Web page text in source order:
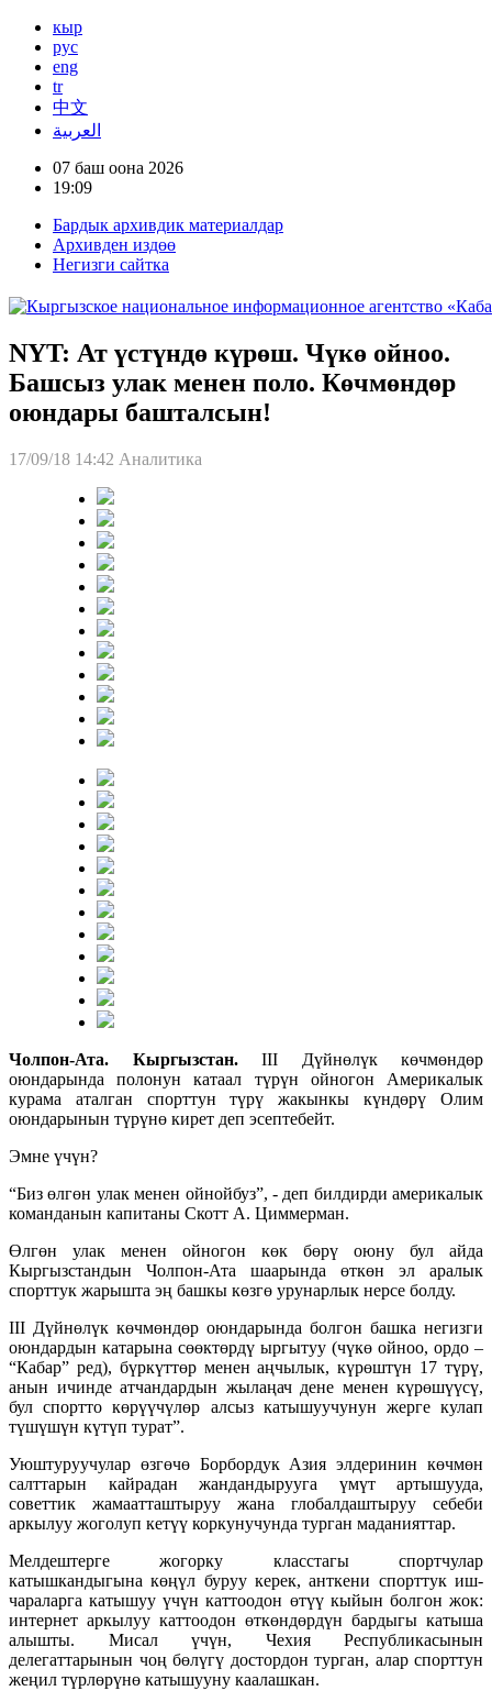
кыр
рус
eng
tr
中文
العربية
07 баш оона 2026
19:09
Бардык архивдик материалдар
Архивден издөө
Негизги сайтка
NYT: Ат үстүндө күрөш. Чүкө ойноо.
Башсыз улак менен поло. Көчмөндөр
оюндары башталсын!
17/09/18 14:42 Аналитика
Чолпон-Ата. Кыргызстан. III Дүйнөлүк көчмөндөр
оюндарында полонун катаал түрүн ойногон Америкалык
курама аталган спорттун түрү жакынкы күндөрү Олим
оюндарынын түрүнө кирет деп эсептебейт.
Эмне үчүн?
“Биз өлгөн улак менен ойнойбуз”, - деп билдирди америкалык
команданын капитаны Скотт А. Циммерман.
Өлгөн улак менен ойногон көк бөрү оюну бул айда
Кыргызстандын Чолпон-Ата шаарында өткөн эл аралык
спорттук жарышта эң башкы көзгө урунарлык нерсе болду.
III Дүйнөлүк көчмөндөр оюндарында болгон башка негизги
оюндардын катарына сөөктөрдү ыргытуу (чүкө ойноо, ордо –
“Кабар” ред), бүркүттөр менен аңчылык, күрөштүн 17 түрү,
анын ичинде атчандардын жылаңач дене менен күрөшүүсү,
бул спортто көрүүчүлөр алсыз катышуучунун жерге кулап
түшүшүн күтүп турат”.
Уюштуруучулар өзгөчө Борбордук Азия элдеринин көчмөн
салттарын кайрадан жандандырууга үмүт артышууда,
советтик жамаатташтыруу жана глобалдаштыруу себеби
аркылуу жоголуп кетүү коркунучунда турган маданияттар.
Мелдештерге жогорку класстагы спортчулар
катышкандыгына көңүл буруу керек, анткени спорттук иш-
чараларга катышуу үчүн каттоодон өтүү кыйын болгон жок:
интернет аркылуу каттоодон өткөндөрдүн бардыгы катыша
алышты. Мисал үчүн, Чехия Республикасынын
делегаттарынын чоң бөлүгү достордон турган, алар спорттун
жеңил түрлөрүнө катышууну каалашкан.